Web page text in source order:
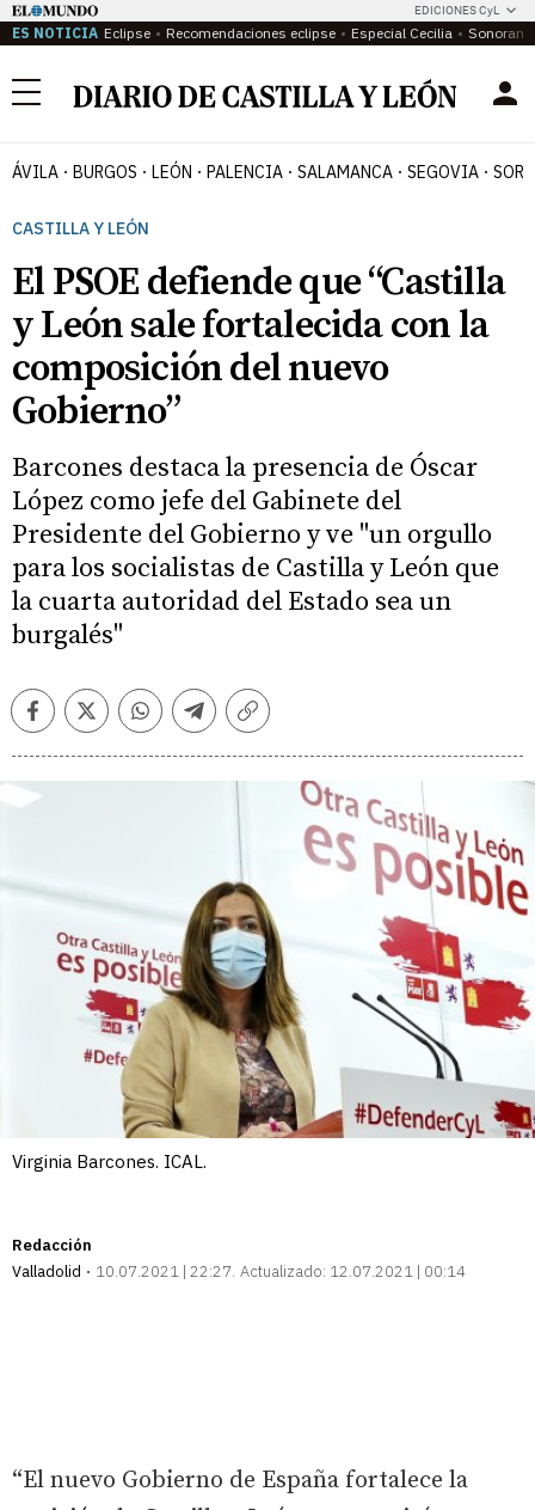
EDICIONES CyL
ES NOTICIA Eclipse Recomendaciones eclipse Especial Cecilia
Menú
ÁVILA BURGOS LEÓN PALENCIA SALAMANCA SEGOVIA
CASTILLA Y LEÓN
El PSOE defiende que “Castilla
y León sale fortalecida con la
composición del nuevo
Gobierno”
Barcones destaca la presencia de Óscar
López como jefe del Gabinete del
Presidente del Gobierno y ve "un orgullo
para los socialistas de Castilla y León que
la cuarta autoridad del Estado sea un
burgalés"
FacebookTwitterWhatsappTelegramCopiar
Virginia Barcones. ICAL.
Redacción
Valladolid
10.07.2021 | 22:27 Actualizado: 12.07.2021 | 00:14
“El nuevo Gobierno de España fortalece la